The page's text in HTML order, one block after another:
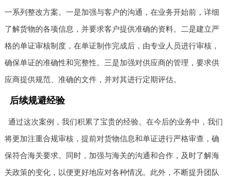
一系列整改方案。一是加强与客户的沟通，在业务开始前，详细
了解货物的各项信息，并要求客户提供准确的资料。二是建立严
格的单证审核制度，在单证制作完成后，由专业人员进行审核，
确保单证的准确性和完整性。三是加强对供应商的管理，要求供
应商提供规范、准确的文件，并对其进行定期评估。
后续规避经验
通过这次案例，我们积累了宝贵的经验。在今后的业务中，我们
将更加注重合规审核，提前对货物信息和单证进行严格审查，确
保符合海关要求。同时，加强与海关的沟通和合作，及时了解海
关政策的变化，以便更好地应对各种情况。此外，不断提升团队